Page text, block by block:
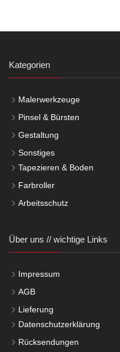
Kategorien
Malerwerkzeuge
Pinsel & Bürsten
Gestaltung
Sonstiges
Tapezieren & Boden
Farbroller
Arbeitsschutz
Über uns // wichtige Links
Impressum
AGB
Lieferung
Datenschutzerklärung
Rücksendungen